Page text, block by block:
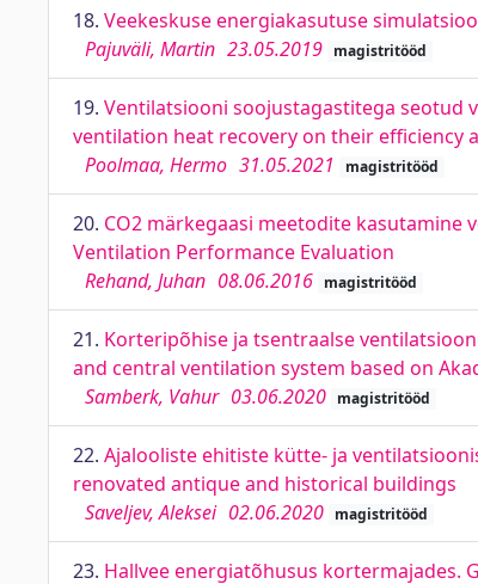
18. Veekeskuse energiakasutuse
Pajuväli, Martin 23.05.2019 magistritööd
19. Ventilatsiooni soojustagastitega seotud
ventilation heat recovery on their efficiency
Poolmaa, Hermo 31.05.2021 magistritööd
20. CO2 märkegaasi meetodite kasutamine
Ventilation Performance Evaluation
Rehand, Juhan 08.06.2016 magistritööd
21. Korteripõhise ja tsentraalse
and central ventilation system based on
Samberk, Vahur 03.06.2020 magistritööd
22. Ajalooliste ehitiste kütte- ja
renovated antique and historical buildings
Saveljev, Aleksei 02.06.2020 magistritööd
23. Hallvee energiatõhusus kortermajades.